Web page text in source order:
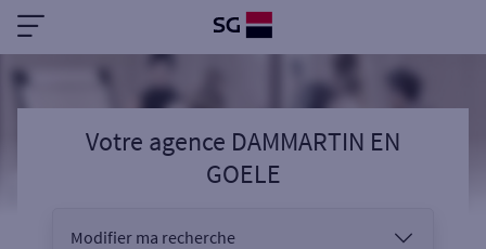
Votre agence DAMMARTIN EN
GOELE
Modifier ma recherche